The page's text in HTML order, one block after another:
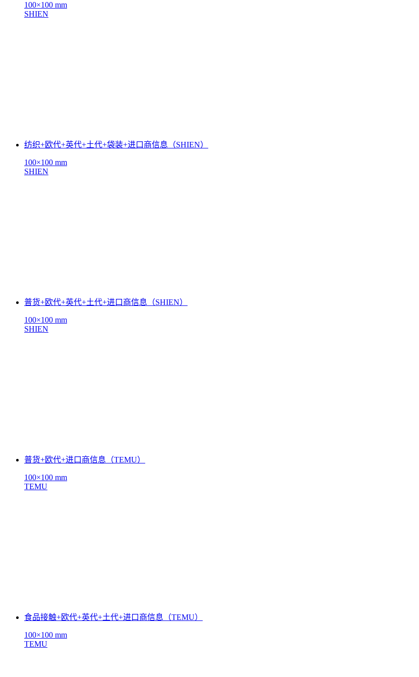
100×100 mm
SHIEN
纺织+欧代+英代+土代+袋装+进口商信息（SHIEN）
100×100 mm
SHIEN
普货+欧代+英代+土代+进口商信息（SHIEN）
100×100 mm
SHIEN
普货+欧代+进口商信息（TEMU）
100×100 mm
TEMU
食品接触+欧代+英代+土代+进口商信息（TEMU）
100×100 mm
TEMU